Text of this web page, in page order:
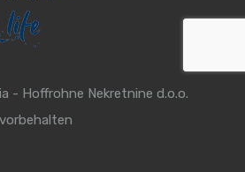
- Hoffrohne Nekretnine d.o.o.